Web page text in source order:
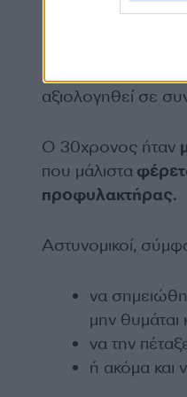
Καταλυτική είναι
αξιολογηθεί σε
Ο 30χρονος ήταν
που μάλιστα
προφυλακτήρας.
Αστυνομικοί,
να
μην θυμάται
να την
ή ακόμα και